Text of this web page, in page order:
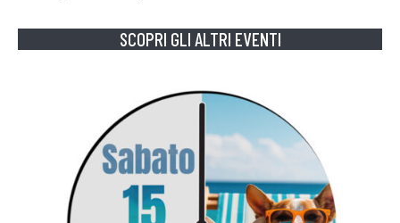
SCOPRI GLI ALTRI EVENTI